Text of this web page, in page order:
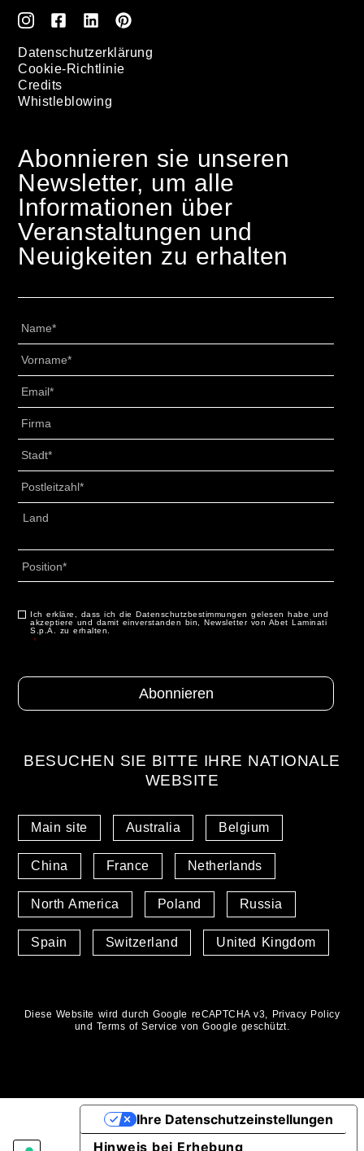
Datenschutzerklärung
Cookie-Richtlinie
Credits
Whistleblowing
Abonnieren sie unseren
Newsletter, um alle
Informationen über
Veranstaltungen und
Neuigkeiten zu erhalten
Titolo
Indirizzo
Land
Consenso *
Ich erkläre, dass ich die Datenschutzbestimmungen gelesen habe und
akzeptiere und damit einverstanden bin, Newsletter von Abet Laminati
S.p.A. zu erhalten.
*
BESUCHEN SIE BITTE IHRE NATIONALE
WEBSITE
Main site Australia Belgium
China France Netherlands
North America Poland Russia
Spain Switzerland United Kingdom
Diese Website wird durch Google reCAPTCHA v3, Privacy Policy
und Terms of Service von Google geschützt.
Hinweis bei Erhebung
Ihre Datenschutzeinstellungen